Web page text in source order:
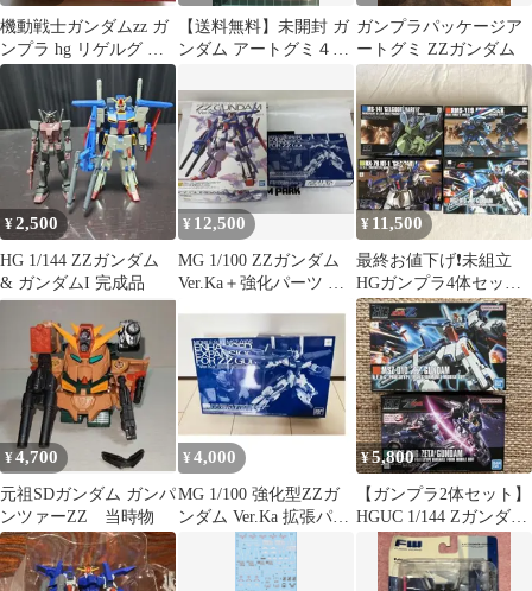
機動戦士ガンダムzz ガ
ンプラ hg リゲルグ 新
品 未組立 内袋未開
【送料無料】未開封 ガ
ンダム アートグミ４
ト含む3枚
ガンプラパッケージア
ートグミ ZZガンダム
¥2,500
HG 1/144 ZZガンダム
& ガンダムI 完成品
¥ 12,500
MG 1/100 ZZガンダム
Ver.Ka＋強化パーツ セ
¥ 11,500
最終お値下げ❗️未組立
HGガンプラ4体セット
MSZ-010 ZZガンダム
他
¥4,700
元祖SDガンダム ガンパ
ンツァーZZ 当時物
¥ 4,000
MG 1/100 強化型ZZガ
ンダム Ver.Ka 拡張パー
¥5,800
【ガンプラ2体セット】
HGUC 1/144 Zガンダム
＆ ZZガンダム